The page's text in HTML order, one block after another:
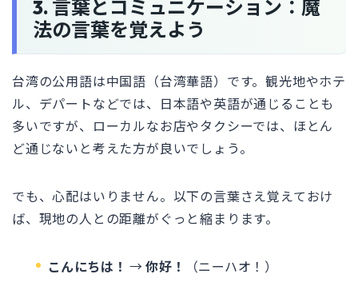
3. 言葉とコミュニケーション：魔
法の言葉を覚えよう
台湾の公用語は中国語（台湾華語）です。観光地やホテ
ル、デパートなどでは、日本語や英語が通じることも
多いですが、ローカルなお店やタクシーでは、ほとん
ど通じないと考えた方が良いでしょう。
でも、心配はいりません。以下の言葉さえ覚えておけ
ば、現地の人との距離がぐっと縮まります。
こんにちは！ →你好！ （ニーハオ！）